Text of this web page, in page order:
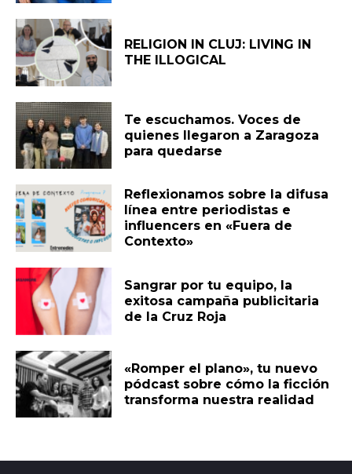
RELIGION IN CLUJ: LIVING IN
THE ILLOGICAL
Te escuchamos. Voces de
quienes llegaron a Zaragoza
para quedarse
Reflexionamos sobre la difusa
línea entre periodistas e
influencers en «Fuera de
Contexto»
Sangrar por tu equipo, la
exitosa campaña publicitaria
de la Cruz Roja
«Romper el plano», tu nuevo
pódcast sobre cómo la ficción
transforma nuestra realidad